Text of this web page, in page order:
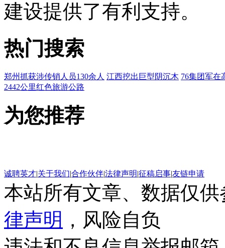
建设提供了有利支持。
热门搜索
郑州抓获涉传销人员130余人 江西挖出巨型阴沉木 76集团军在
2442公里红色旅游公路
为您推荐
诚聘英才|关于我们|合作伙伴|法律声明|征稿启事|友链申请
本站所有文章、数据仅
律声明 ，风险自负